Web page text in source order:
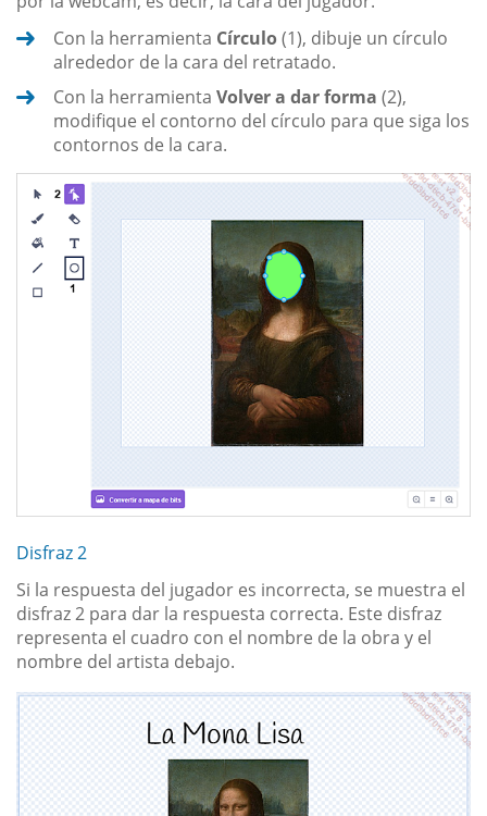
Con la herramienta Círculo(1), dibuje un círculo
alrededor de la cara del retratado.
Con la herramienta Volver a dar forma (2),
modifique el contorno del círculo para que siga los
contornos de la cara.
Disfraz 2
Si la respuesta del jugador es incorrecta, se muestra el
disfraz 2 para dar la respuesta correcta. Este disfraz
representa el cuadro con el nombre de la obra y el
nombre del artista debajo.